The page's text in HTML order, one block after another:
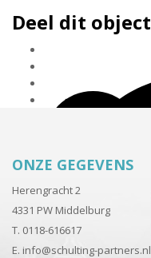
Deel dit object
ONZE GEGEVENS
Herengracht 2
4331 PW Middelburg
T. 0118-616617
E. info@schulting-partners.nl